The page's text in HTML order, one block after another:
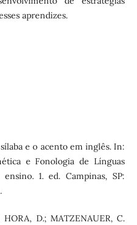
aprendizes.
e o acento em inglês. In:
e Fonologia de Línguas
1. ed. Campinas, SP:
D.; MATZENAUER, C.